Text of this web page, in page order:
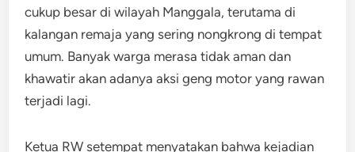
cukup besar di wilayah Manggala, terutama di
kalangan remaja yang sering nongkrong di tempat
umum. Banyak warga merasa tidak aman dan
khawatir akan adanya aksi geng motor yang rawan
terjadi lagi.
Ketua RW setempat menyatakan bahwa kejadian